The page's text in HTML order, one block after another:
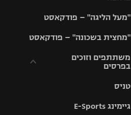
"מעל הליגה" – פודקאסט
"מחצית בשכונה" – פודקאסט
משתתפים וזוכים
בפרסים
וזוכים בפרסים
טניס
גיימינג E-Sports